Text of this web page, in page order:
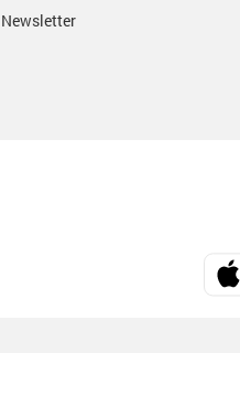
Newsletter